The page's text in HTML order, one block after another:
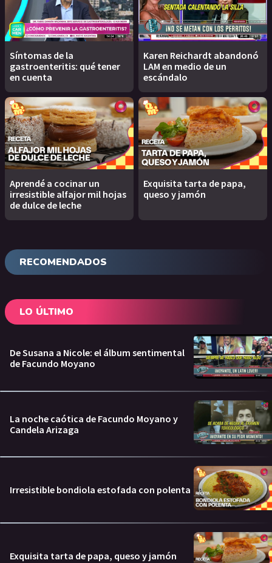
Síntomas de la
gastroenteritis: qué tener
en cuenta
Karen Reichardt abandonó
LAM en medio de un
escándalo
Aprendé a cocinar un
irresistible alfajor mil hojas
de dulce de leche
Exquisita tarta de papa,
queso y jamón
RECOMENDADOS
LO ÚLTIMO
De Susana a Nicole: el álbum sentimental
de Facundo Moyano
La noche caótica de Facundo Moyano y
Candela Arizaga
Irresistible bondiola estofada con polenta
Exquisita tarta de papa, queso y jamón